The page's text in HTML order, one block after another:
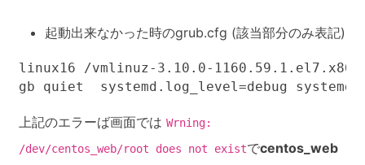
起動出来なかった時のgrub.cfg (該当部分のみ表記)
linux16 /vmlinuz-3.10.0-
gb quiet  systemd.log_level=debug
上記のエラーば画面ではWrning:
/dev/centos_web/root does not existでcentos_web